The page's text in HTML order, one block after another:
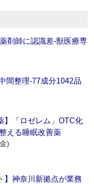
剤師に認識差‐獣医療専
間整理‐77成分1042品
】「ロゼレム」OTC化
える睡眠改善薬
)
】神奈川新拠点が業務